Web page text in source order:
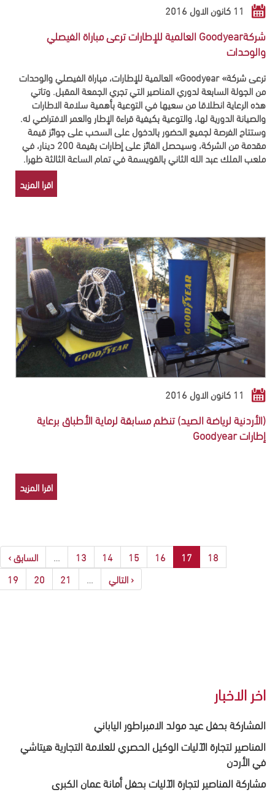
11 كانون الاول 2016
شركةGoodyear العالمية للإطارات ترعى مباراة الفيصلي
والوحدات
ترعى شركة»Goodyear» العالمية للإطارات، مباراة الفيصلي والوحدات
من الجولة السابعة لدوري المناصير التي تجري الجمعة المقبل. وتاتي
هذه الرعاية انطلاقا من سعيها في التوعية بأهمية سلامة الاطارات
والصيانة الدورية لها، والتوعية بكيفية قراءة الإطار والعمر الافتراضي له.
وستتاح الفرصة لجميع الحضور بالدخول على السحب على جوائز قيمة
مقدمة من الشركة، وسيحصل الفائز على إطارات بقيمة 200 دينار، في
ملعب الملك عبد الله الثاني بالقويسمة في تمام الساعة الثالثة ظهرا.
اقرا المزيد
11 كانون الاول 2016
(الأردنية لرياضة الصيد) تنظم مسابقة لرماية الأطباق برعاية
إطارات Goodyear
اقرا المزيد
السابق › … 13 14 15 16 17
18
19
20 21 … ‹ التالي
اخر الاخبار
المشاركة بحفل عيد مولد الامبراطور الياباني
المناصير لتجارة الآليات الوكيل الحصري للعلامة التجارية هيتاشي
في الأردن
مشاركة المناصير لتجارة الآليات بحفل أمانة عمان الكبرى